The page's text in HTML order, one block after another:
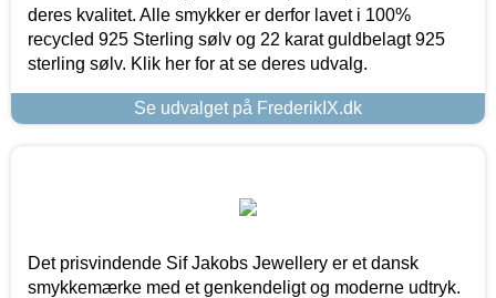
deres kvalitet. Alle smykker er derfor lavet i 100%
recycled 925 Sterling sølv og 22 karat guldbelagt 925
sterling sølv. Klik her for at se deres udvalg.
Se udvalget på FrederikIX.dk
Det prisvindende Sif Jakobs Jewellery er et dansk
smykkemærke med et genkendeligt og moderne udtryk.